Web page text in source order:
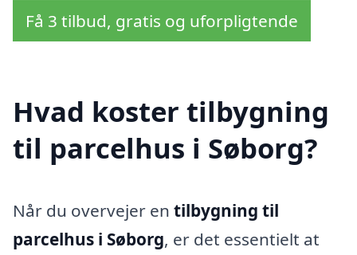
Få 3 tilbud, gratis og uforpligtende
Hvad koster tilbygning
til parcelhus i Søborg?
Når du overvejer en tilbygning til
parcelhus i Søborg, er det essentielt at